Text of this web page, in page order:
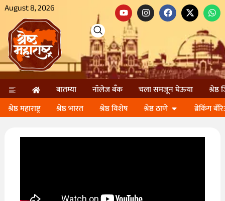
August 8, 2026
बातम्या नॉलेज बॅंक चला समजून घेऊया
श्रेष्ठ
श्रेष्ठ महाराष्ट्र
श्रेष्ठ भारत श्रेष्ठ विशेष श्रेष्ठ ठाणे ब्रेकिंग